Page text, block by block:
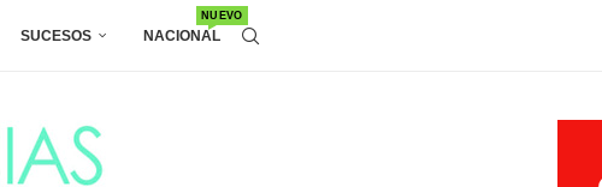
SUCESOS NACIONAL
NUEVO